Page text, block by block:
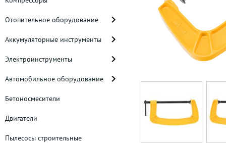
Отопительное оборудование
Аккумуляторные инструменты
Электроинструменты
Автомобильное оборудование
Бетоносмесители
Двигатели
Пылесосы строительные